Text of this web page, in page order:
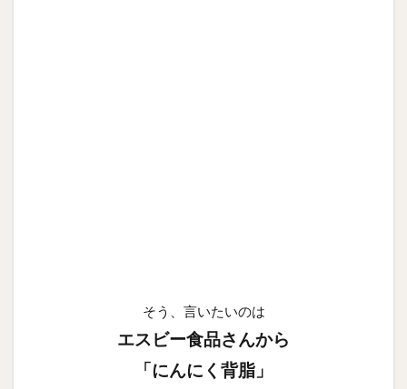
そう、言いたいのは
エスビー食品さんから
「にんにく背脂」